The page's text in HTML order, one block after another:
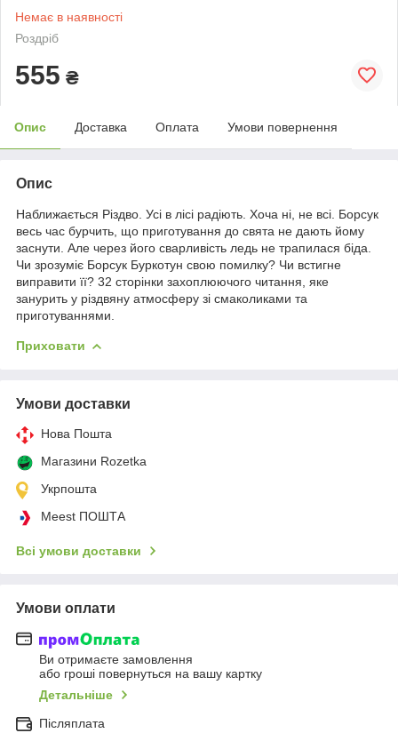
Немає в наявності
Роздріб
555 ₴
Опис Доставка Оплата Умови повернення
Опис
Наближається Різдво. Усі в лісі радіють. Хоча ні, не всі. Борсук
весь час бурчить, що приготування до свята не дають йому
заснути. Але через його сварливість ледь не трапилася біда.
Чи зрозуміє Борсук Буркотун свою помилку? Чи встигне
виправити її? 32 сторінки захоплюючого читання, яке
занурить у різдвяну атмосферу зі смаколиками та
приготуваннями.
Приховати
Умови доставки
Нова Пошта
Магазини Rozetka
Укрпошта
Meest ПОШТА
Всі умови доставки
Умови оплати
Ви отримаєте замовлення
або гроші повернуться на вашу картку
Детальніше
Післяплата